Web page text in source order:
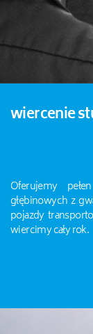
wiercenie
Oferujemy
głębinowych z
pojazdy
wiercimy cały rok.